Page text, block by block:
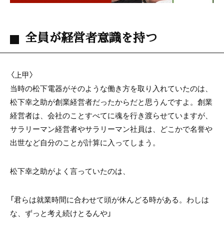
全員が経営者意識を持つ
〈上甲〉
当時の松下電器がそのような働き方を取り入れていたのは、
松下幸之助が創業経営者だったからだと思うんですよ。創業
経営者は、会社のことすべてに魂を行き渡らせていますが、
サラリーマン経営者やサラリーマン社員は、どこかで名誉や
出世など自分のことが計算に入ってしまう。
松下幸之助がよく言っていたのは、
「君らは就業時間に合わせて頭が休んどる時がある。わしは
な、ずっと考え続けとるんや」